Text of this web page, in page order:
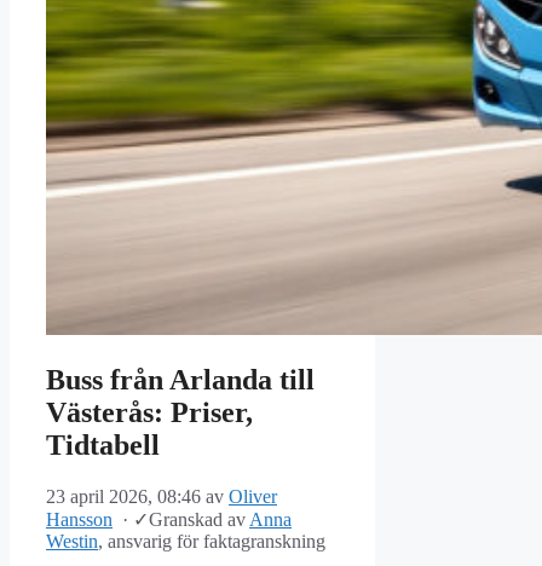
Buss från Arlanda till
Västerås: Priser,
Tidtabell
23 april 2026, 08:46 av Oliver
Hansson
· ✓Granskad av Anna
Westin, ansvarig för faktagranskning